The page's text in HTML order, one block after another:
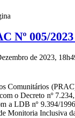
Nº 005/
de 2023,
Comunitários
o Decreto nº
a LDB nº 9.394/
Monitoria Inclusiva